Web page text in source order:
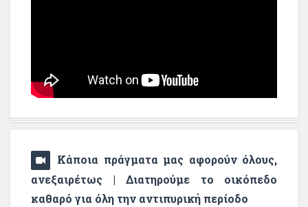
Κάποια πράγματα μας αφορούν όλους,
ανεξαιρέτως | Διατηρούμε το οικόπεδο
καθαρό για όλη την αντιπυρική περίοδο